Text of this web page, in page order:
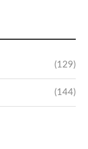
(129)
(144)